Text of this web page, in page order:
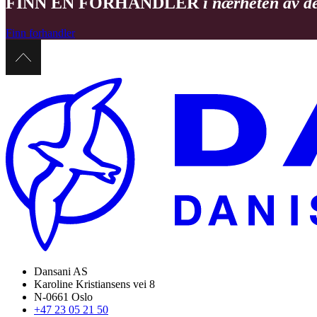
Finn forhandler
Dansani AS
Karoline Kristiansens vei 8
N-0661 Oslo
+47 23 05 21 50